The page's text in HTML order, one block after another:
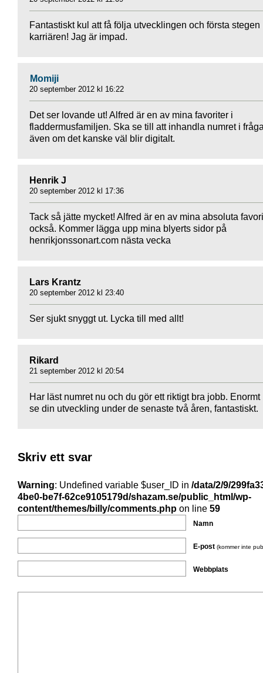
Fantastiskt kul att få följa utvecklingen och första stegen
karriären! Jag är impad.
Momiji
20 september 2012 kl 16:22
Det ser lovande ut! Alfred är en av mina favoriter i
fladdermusfamiljen. Ska se till att inhandla numret i
även om det kanske väl blir digitalt.
Henrik J
20 september 2012 kl 17:36
Tack så jätte mycket! Alfred är en av mina absoluta
också. Kommer lägga upp mina blyerts sidor på
henrikjonssonart.com nästa vecka
Lars Krantz
20 september 2012 kl 23:40
Ser sjukt snyggt ut. Lycka till med allt!
Rikard
21 september 2012 kl 20:54
Har läst numret nu och du gör ett riktigt bra jobb. Enormt
se din utveckling under de senaste två åren, fantastiskt.
Skriv ett svar
Warning: Undefined variable $user_ID in /data/2/9/
4be0-be7f-62ce9105179d/shazam.se/public_html/wp-
content/themes/billy/comments.php on line 59
Namn
E-post (kommer inte
Webbplats